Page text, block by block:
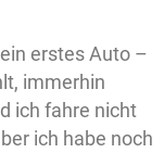
erstes Auto –
immerhin
ich fahre nicht
ich habe noch